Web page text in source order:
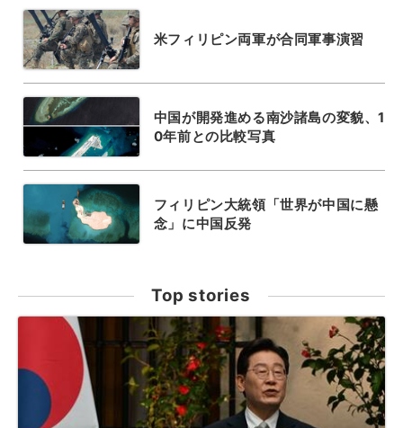
米フィリピン両軍が合同軍事演習
中国が開発進める南沙諸島の変貌、1
0年前との比較写真
フィリピン大統領「世界が中国に懸
念」に中国反発
Top stories